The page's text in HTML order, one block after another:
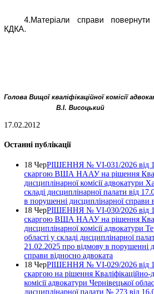
4.Матеріали справи повернути
КДКА.
Голова Вищої кваліфікаційної комісії
В.І. Висоцький
17.02.2012
Останні публікації
18 ЧерРІШЕННЯ № VІ-031/2026 від
скаргою ВША НААУ на рішення
дисциплінарної комісії адвокатури
складі дисциплінарної палати від
в порушенні дисциплінарної справи
18 ЧерРІШЕННЯ № VІ-030/2026 від
скаргою ВША НААУ на рішення
дисциплінарної комісії адвокатури
області у складі дисциплінарної
21.02.2025 про відмову в порушенні
справи відносно адвоката
18 ЧерРІШЕННЯ № VІ-029/2026 від
скаргою на рішення Кваліфікаційно-
комісії адвокатури Чернівецької
дисциплінарної палати № 273 від